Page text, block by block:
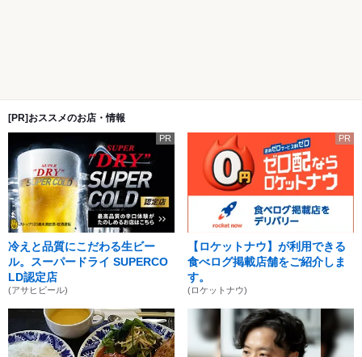
[PR]おススメのお店・情報
PR
冷えと品質にこだわる生ビー
ル。スーパードライ SUPERCO
LD認定店
(アサヒビール)
PR
【ロケットナウ】が利用できる
食べログ掲載店舗をご紹介しま
す。
(ロケットナウ)